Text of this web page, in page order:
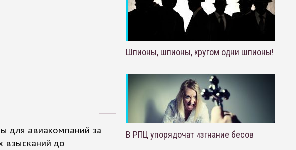
для авиакомпаний за
взысканий до
Шпионы, шпионы, кругом одни шпионы!
В РПЦ упорядочат изгнание бесов